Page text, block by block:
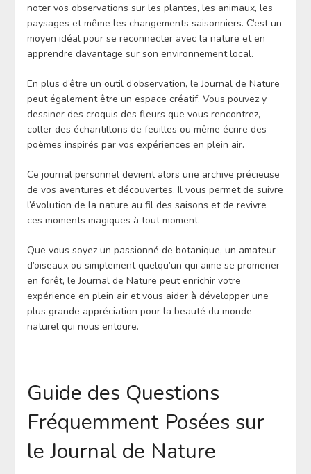
noter vos observations sur les plantes, les animaux, les
paysages et même les changements saisonniers. C’est un
moyen idéal pour se reconnecter avec la nature et en
apprendre davantage sur son environnement local.
En plus d’être un outil d’observation, le Journal de Nature
peut également être un espace créatif. Vous pouvez y
dessiner des croquis des fleurs que vous rencontrez,
coller des échantillons de feuilles ou même écrire des
poèmes inspirés par vos expériences en plein air.
Ce journal personnel devient alors une archive précieuse
de vos aventures et découvertes. Il vous permet de suivre
l’évolution de la nature au fil des saisons et de revivre
ces moments magiques à tout moment.
Que vous soyez un passionné de botanique, un amateur
d’oiseaux ou simplement quelqu’un qui aime se promener
en forêt, le Journal de Nature peut enrichir votre
expérience en plein air et vous aider à développer une
plus grande appréciation pour la beauté du monde
naturel qui nous entoure.
Guide des Questions
Fréquemment Posées sur
le Journal de Nature